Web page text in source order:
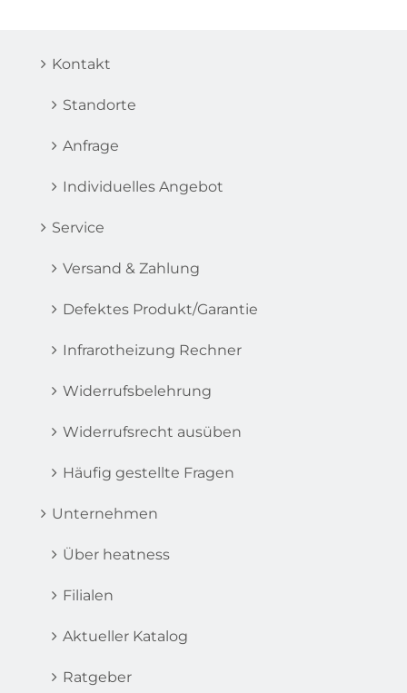
Kontakt
Standorte
Anfrage
Individuelles Angebot
Service
Versand & Zahlung
Defektes Produkt/Garantie
Infrarotheizung Rechner
Widerrufsbelehrung
Widerrufsrecht ausüben
Häufig gestellte Fragen
Unternehmen
Über heatness
Filialen
Aktueller Katalog
Ratgeber